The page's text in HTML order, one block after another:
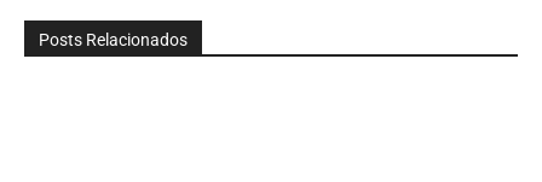
Posts Relacionados